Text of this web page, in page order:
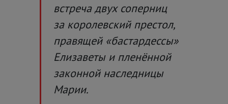
встреча двух соперниц
за королевский престол,
правящей «бастардессы»
Елизаветы и пленённой
законной наследницы
Марии.